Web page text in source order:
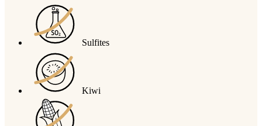
Sulfites
Kiwi